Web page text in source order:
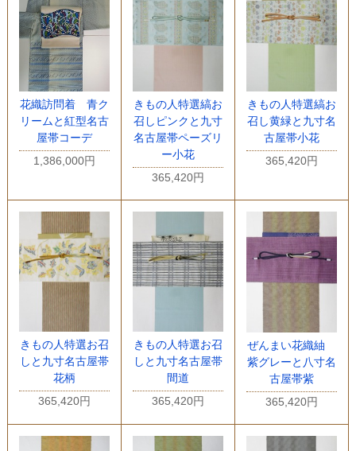
花織訪問着 青ク
リームと紅型名古
屋帯コーデ
1,386,000円
きもの人特選縞お
召しピンクと九寸
名古屋帯ペーズリ
ー小花
365,420円
きもの人特選縞お
召し黄緑と九寸名
古屋帯小花
365,420円
きもの人特選お召
しと九寸名古屋帯
花柄
365,420円
きもの人特選お召
しと九寸名古屋帯
間道
365,420円
ぜんまい花織紬
紫グレーと八寸名
古屋帯紫
365,420円